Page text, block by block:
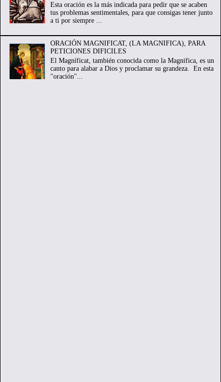
Esta oración es la más indicada para pedir que se acaben
tus problemas sentimentales, para que consigas tener junto
a ti por siempre ...
ORACIÓN MAGNIFICAT, (LA MAGNIFICA), PARA
PETICIONES DIFICILES
El Magníficat, también conocida como la Magnifica, es un
canto para alabar a Dios y proclamar su grandeza. En esta
"oración"...